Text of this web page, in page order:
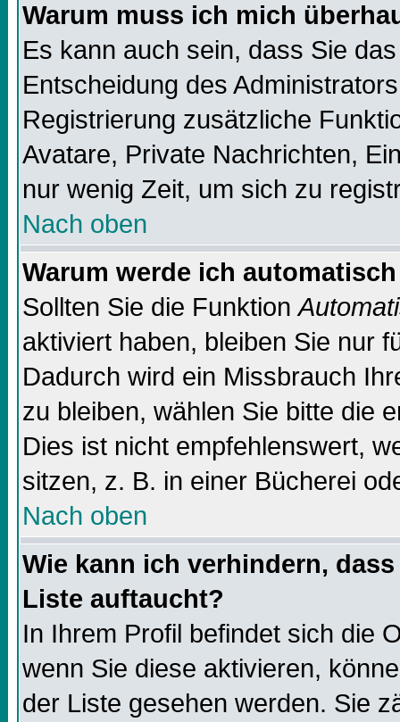
Warum muss ich mich
Es kann auch sein, dass Sie
Entscheidung des
Registrierung zusätzliche
Avatare, Private Nachrichten,
nur wenig Zeit, um sich zu
Nach oben
Warum werde ich
Sollten Sie die Funktion
aktiviert haben, bleiben Sie nur
Dadurch wird ein Missbrauch
zu bleiben, wählen Sie bitte die
Dies ist nicht empfehlenswert,
sitzen, z. B. in einer Bücherei
Nach oben
Wie kann ich verhindern,
Liste auftaucht?
In Ihrem Profil befindet sich die
wenn Sie diese aktivieren,
der Liste gesehen werden. Sie